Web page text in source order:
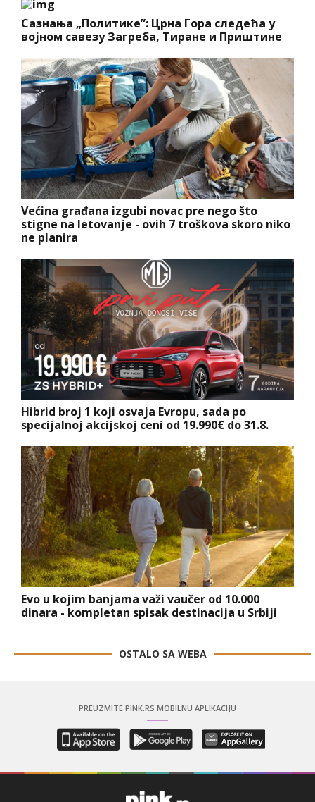
Сазнања „Политике”: Црна Гора следећа у
војном савезу Загреба, Тиране и Приштине
Većina građana izgubi novac pre nego što
stigne na letovanje - ovih 7 troškova skoro niko
ne planira
Hibrid broj 1 koji osvaja Evropu, sada po
specijalnoj akcijskoj ceni od 19.990€ do 31.8.
Evo u kojim banjama važi vaučer od 10.000
dinara - kompletan spisak destinacija u Srbiji
OSTALO SA WEBA
PREUZMITE PINK.RS MOBILNU APLIKACIJU